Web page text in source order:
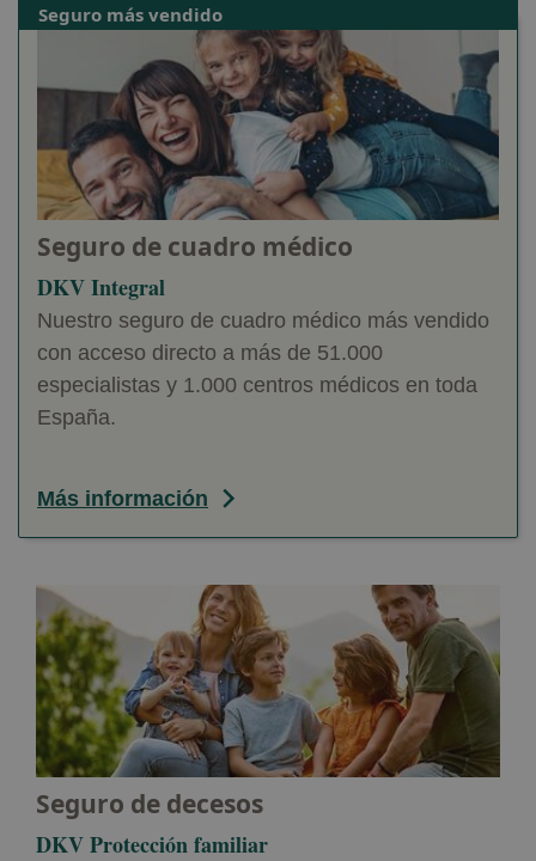
Seguro más vendido
Seguro de cuadro médico
DKV Integral
Nuestro seguro de cuadro médico más vendido
con acceso directo a más de 51.000
especialistas y 1.000 centros médicos en toda
España.
Más información
Seguro de decesos
DKV Protección familiar